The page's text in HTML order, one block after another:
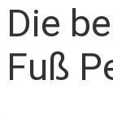
Die
Fuß